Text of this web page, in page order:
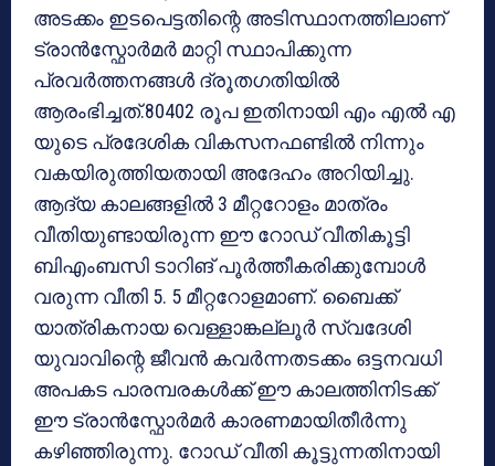
അടക്കം ഇടപെട്ടതിന്റെ അടിസ്ഥാനത്തിലാണ്
ട്രാന്‍സ്ഫോര്‍മര്‍ മാറ്റി സ്ഥാപിക്കുന്ന
പ്രവര്‍ത്തനങ്ങള്‍ ദ്രൂതഗതിയില്‍
ആരംഭിച്ചത്.80402 രൂപ ഇതിനായി എം എല്‍ എ
യുടെ പ്രദേശിക വികസനഫണ്ടില്‍ നിന്നും
വകയിരുത്തിയതായി അദേഹം അറിയിച്ചു.
ആദ്യ കാലങ്ങളില്‍ 3 മീറ്ററോളം മാത്രം
വീതിയുണ്ടായിരുന്ന ഈ റോഡ് വീതികൂട്ടി
ബിഎംബസി ടാറിങ് പൂര്‍ത്തീകരിക്കുമ്പോള്‍
വരുന്ന വീതി 5. 5 മീറ്ററോളമാണ്. ബൈക്ക്
യാത്രികനായ വെള്ളാങ്കല്ലൂര്‍ സ്വദേശി
യുവാവിന്റെ ജീവന്‍ കവര്‍ന്നതടക്കം ഒട്ടനവധി
അപകട പാരമ്പരകള്‍ക്ക് ഈ കാലത്തിനിടക്ക്
ഈ ട്രാന്‍സ്ഫോര്‍മര്‍ കാരണമായിതീര്‍ന്നു
കഴിഞ്ഞിരുന്നു. റോഡ് വീതി കൂട്ടുന്നതിനായി